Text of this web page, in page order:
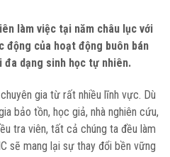
làm việc tại năm châu lục với
động của hoạt động buôn bán
đa dạng sinh học tự nhiên.
gia từ rất nhiều lĩnh vực. Dù
bảo tồn, học giả, nhà nghiên cứu,
tra viên, tất cả chúng ta đều làm
sẽ mang lại sự thay đổi bền vững